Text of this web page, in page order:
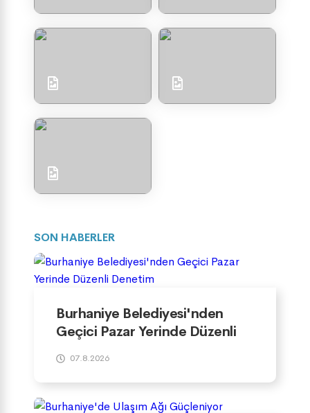
SON HABERLER
Burhaniye Belediyesi'nden
Geçici Pazar Yerinde Düzenli
Denetim
07.8.2026